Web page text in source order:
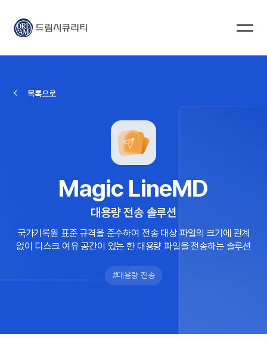
드림시큐리티
목록으로
Magic LineMD​
대용량 전송 솔루션
국가기록원 표준 규격을 준수하여 전송 대상 파일의 크기에 관계
없이 디스크 여유 공간이 있는 한 대용량 파일을 전송하는 솔루션
#대용량 전송